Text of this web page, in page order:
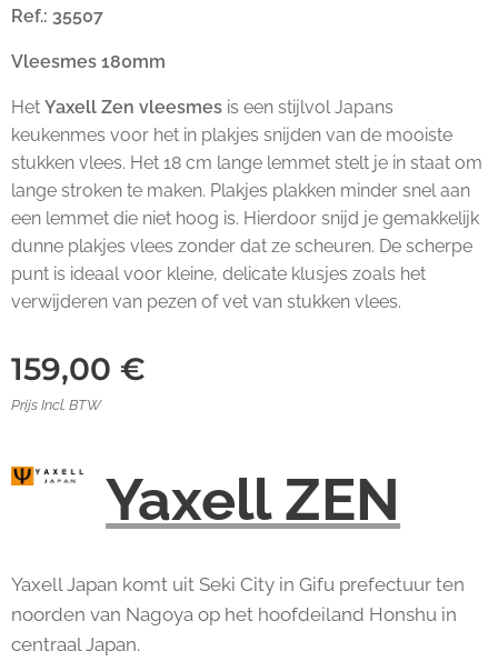
Ref.: 35507
Vleesmes 180mm
Het Yaxell Zen vleesmes is een stijlvol Japans
keukenmes voor het in plakjes snijden van de mooiste
stukken vlees. Het 18 cm lange lemmet stelt je in staat om
lange stroken te maken. Plakjes plakken minder snel aan
een lemmet die niet hoog is. Hierdoor snijd je gemakkelijk
dunne plakjes vlees zonder dat ze scheuren. De scherpe
punt is ideaal voor kleine, delicate klusjes zoals het
verwijderen van pezen of vet van stukken vlees.
159,00 €
Prijs Incl. BTW
Yaxell ZEN
Yaxell Japan komt uit Seki City in Gifu prefectuur ten
noorden van Nagoya op het hoofdeiland Honshu in
centraal Japan.